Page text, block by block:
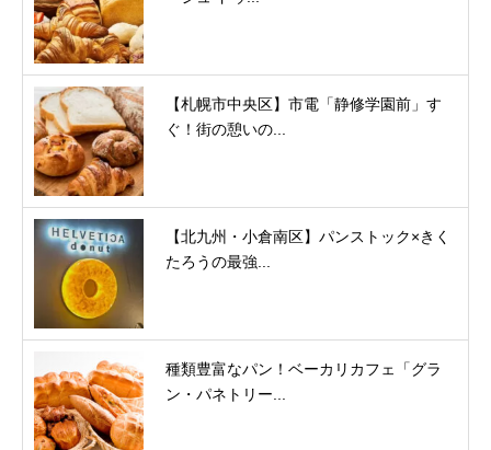
【札幌市中央区】市電「静修学園前」す
ぐ！街の憩いの...
【北九州・小倉南区】パンストック×きく
たろうの最強...
種類豊富なパン！ベーカリカフェ「グラ
ン・パネトリー...